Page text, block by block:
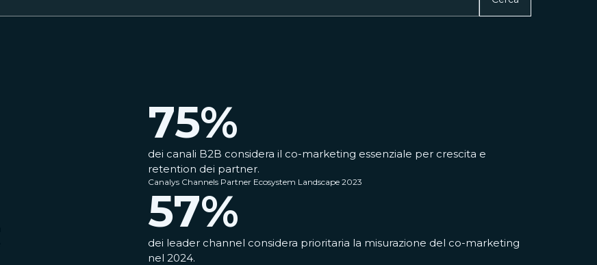
75%
dei canali B2B considera il co-marketing essenziale per crescita e
retention dei partner.
Canalys Channels Partner Ecosystem Landscape 2023
57%
dei leader channel considera prioritaria la misurazione del co-marketing
nel 2024.